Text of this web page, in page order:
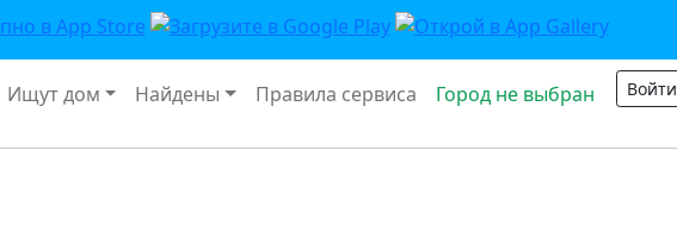
Ищут дом Найдены Правила сервиса Город не выбран Войти